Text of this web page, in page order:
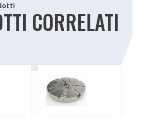
CORRELATI